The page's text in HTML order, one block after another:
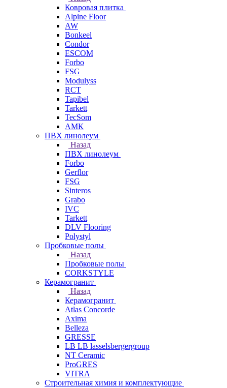
Ковровая плитка
Alpine Floor
AW
Bonkeel
Condor
ESCOM
Forbo
FSG
Modulyss
RCT
Tapibel
Tarkett
TecSom
АМК
ПВХ линолеум
Назад
ПВХ линолеум
Forbo
Gerflor
FSG
Sinteros
Grabo
IVC
Tarkett
DLV Flooring
Polystyl
Пробковые полы
Назад
Пробковые полы
CORKSTYLE
Керамогранит
Назад
Керамогранит
Atlas Concorde
Axima
Belleza
GRESSE
LB LB lasselsbergergroup
NT Ceramic
ProGRES
VITRA
Строительная химия и комплектующие